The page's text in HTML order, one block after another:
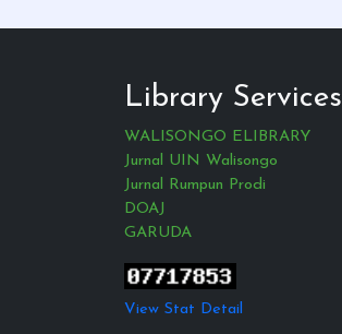
Library Services
WALISONGO ELIBRARY
Jurnal UIN Walisongo
Jurnal Rumpun Prodi
DOAJ
GARUDA
View Stat Detail